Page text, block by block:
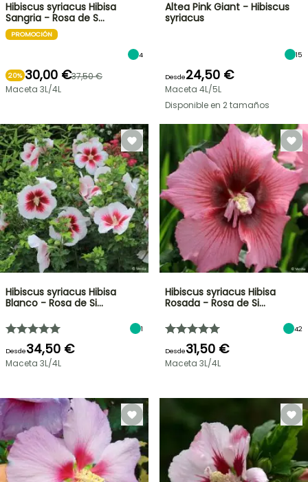
Hibiscus syriacus Hibisa
Sangria - Rosa de S…
PROMOCIÓN
4
20% 30,00 €37,50 €
Maceta 3L/4L
Altea Pink Giant - Hibiscus
syriacus
15
Desde24,50 €
Maceta 4L/5L
Disponible en 2 tamaños
Hibiscus syriacus Hibisa
Blanco - Rosa de Si…
1
Desde34,50 €
Maceta 3L/4L
Hibiscus syriacus Hibisa
Rosada - Rosa de Si…
42
Desde31,50 €
Maceta 3L/4L